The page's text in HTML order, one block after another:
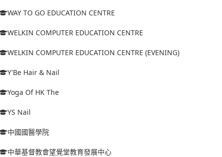
WAY TO GO EDUCATION CENTRE
WELKIN COMPUTER EDUCATION CENTRE
WELKIN COMPUTER EDUCATION CENTRE (EVENING)
Y'Be Hair & Nail
Yoga Of HK The
YS Nail
中國國醫學院
中華基督教會望覺堂教育發展中心